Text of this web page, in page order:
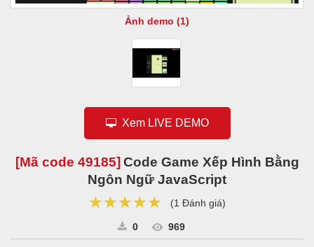
Ảnh demo (1)
Xem LIVE DEMO
[Mã code 49185] Code Game Xếp Hình Bằng
Ngôn Ngữ JavaScript
★★★★★
★★★★★
★★★★★ (1 Đánh giá)
0 969